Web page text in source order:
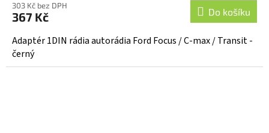
303 Kč bez DPH
367 Kč Do košíku
Adaptér 1DIN rádia autorádia Ford Focus / C-max / Transit -
černý